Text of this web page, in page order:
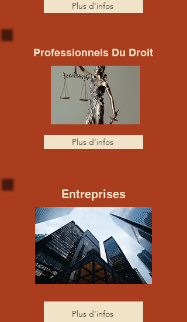
Plus d'infos
Professionnels Du Droit
Plus d'infos
Entreprises
Plus d'infos